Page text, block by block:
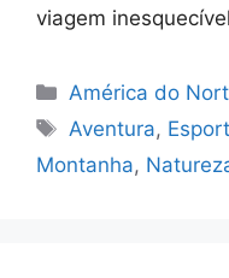
viagem
Categorias
América do
Tags
Aventura,
Montanha,